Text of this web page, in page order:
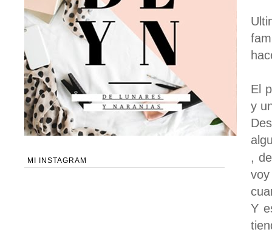
El
y
,
Y
MI INSTAGRAM